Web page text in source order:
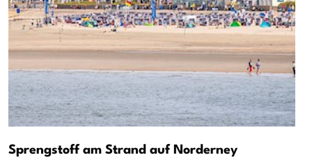
Sprengstoff am Strand auf Norderney